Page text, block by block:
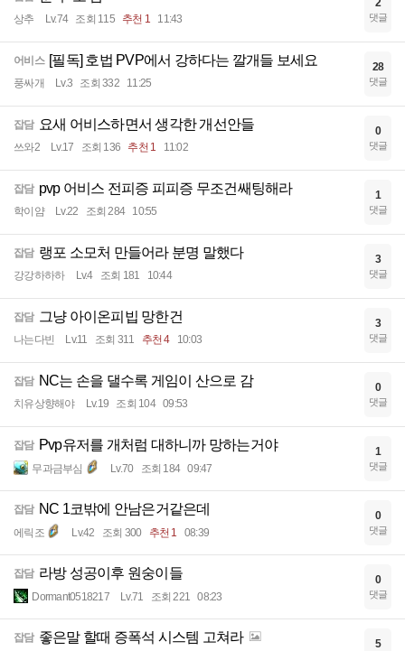
상추 Lv.74 조회 115 추천 1 11:43
2
댓글
어비스 [필독] 호법 PVP에서 강하다는 깔개들 보세요
풍싸개 Lv.3 조회 332 11:25
28
댓글
잡담 요새 어비스하면서 생각한 개선안들
쓰와2 Lv.17 조회 136 추천 1 11:02
0
댓글
잡담 pvp 어비스 전피증 피피증 무조건쌔팅해라
학이얌 Lv.22 조회 284 10:55
1
댓글
잡담 랭포 소모처 만들어라 분명 말했다
강강하하하 Lv.4 조회 181 10:44
3
댓글
잡담 그냥 아이온피빕 망한건
나는다빈 Lv.11 조회 311 추천 4 10:03
3
댓글
잡담 NC는 손을 댈수록 게임이 산으로 감
치유상향해야 Lv.19 조회 104 09:53
0
댓글
잡담 Pvp유저를 개처럼 대하니까 망하는거야
무과금부심 Lv.70 조회 184 09:47
1
댓글
잡담 NC 1코밖에 안남은거같은데
에릭조 Lv.42 조회 300 추천 1 08:39
0
댓글
잡담 라방 성공이후 원숭이들
Dormant0518217 Lv.71 조회 221 08:23
0
댓글
잡담 좋은말 할때 증폭석 시스템 고쳐라 5